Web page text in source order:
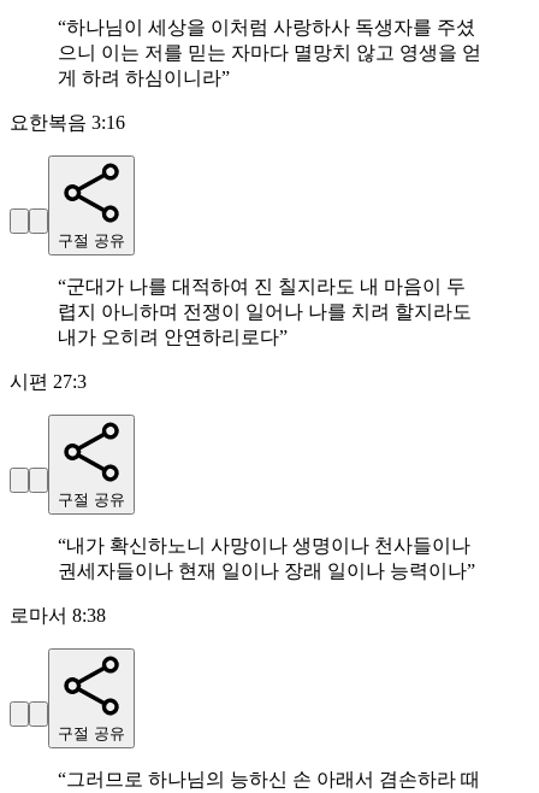
“하나님이 세상을 이처럼 사랑하사 독생자를 주셨
으니 이는 저를 믿는 자마다 멸망치 않고 영생을 얻
게 하려 하심이니라”
요한복음 3:16
구절 공유
“군대가 나를 대적하여 진 칠지라도 내 마음이 두
렵지 아니하며 전쟁이 일어나 나를 치려 할지라도
내가 오히려 안연하리로다”
시편 27:3
구절 공유
“내가 확신하노니 사망이나 생명이나 천사들이나
권세자들이나 현재 일이나 장래 일이나 능력이나”
로마서 8:38
구절 공유
“그러므로 하나님의 능하신 손 아래서 겸손하라 때